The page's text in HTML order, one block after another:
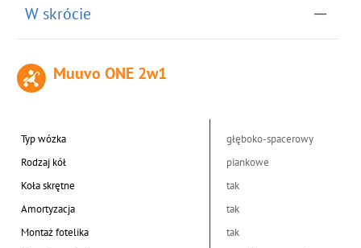
W skrócie
Muuvo ONE 2w1
Typ wózka
głęboko-spacerowy
Rodzaj kół
piankowe
Koła skrętne
tak
Amortyzacja
tak
Montaż fotelika
tak